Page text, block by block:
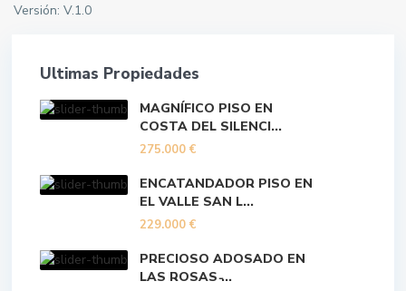
Versión: V.1.0
Ultimas Propiedades
MAGNÍFICO PISO EN
COSTA DEL SILENCI...
275.000 €
ENCATANDADOR PISO EN
EL VALLE SAN L...
229.000 €
PRECIOSO ADOSADO EN
LAS ROSAS ̵...